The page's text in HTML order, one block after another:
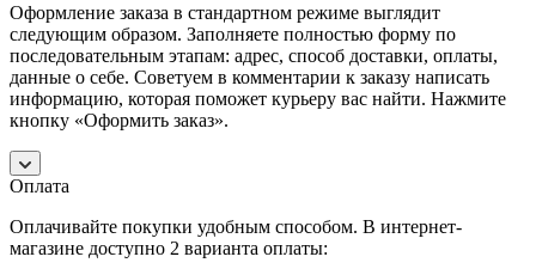
Оформление заказа в стандартном режиме выглядит
следующим образом. Заполняете полностью форму по
последовательным этапам: адрес, способ доставки, оплаты,
данные о себе. Советуем в комментарии к заказу написать
информацию, которая поможет курьеру вас найти. Нажмите
кнопку «Оформить заказ».
Оплата
Оплачивайте покупки удобным способом. В интернет-
магазине доступно 2 варианта оплаты: